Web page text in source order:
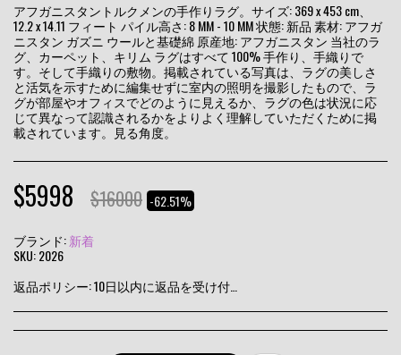
アフガニスタントルクメンの手作りラグ。サイズ: 369 x 453 cm、
12.2 x 14.11 フィート パイル高さ: 8 MM - 10 MM 状態: 新品 素材: アフガ
ニスタン ガズニ ウールと基礎綿 原産地: アフガニスタン 当社のラ
グ、カーペット、キリム ラグはすべて 100% 手作り、手織りで
す。そして手織りの敷物。掲載されている写真は、ラグの美しさ
と活気を示すために編集せずに室内の照明を撮影したもので、ラ
グが部屋やオフィスでどのように見えるか、ラグの色は状況に応
じて異なって認識されるかをよりよく理解していただくために掲
載されています。見る角度。
$5998 $16000 -62.51%
ブランド:新着
SKU:2026
返品ポリシー:10日以内に返品を受け付けます